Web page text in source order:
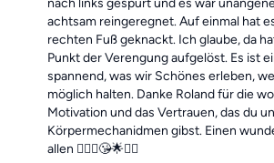
nach links gespürt und es war
achtsam reingeregnet. Auf einmal hat
rechten Fuß geknackt. Ich glaube, da
Punkt der Verengung aufgelöst. Es ist
spannend, was wir Schönes erleben,
möglich halten. Danke Roland für die
Motivation und das Vertrauen, das du
Körpermechanidmen gibst. Einen
allen 🙋🏼‍♀️😘🌟✅✅